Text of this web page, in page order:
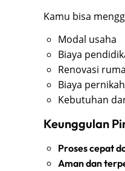
Kamu bisa
Modal usaha
Biaya
Renovasi
Biaya
Kebutuhan
Keunggulan
Proses cepat
Aman dan